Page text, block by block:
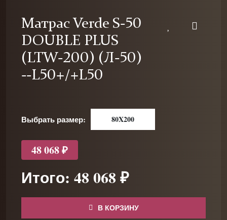
Матрас Verde S-50
DOUBLE PLUS
(LTW-200) (Л-50)
--L50+/+L50
Выбрать размер: 80X200
48 068 ₽
Итого: 48 068 ₽
В КОРЗИНУ